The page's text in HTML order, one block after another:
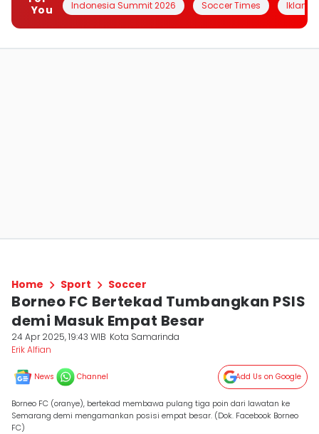
You
Indonesia Summit 2026 Soccer Times Iklanin
Home Sport Soccer
Borneo FC Bertekad Tumbangkan PSIS
demi Masuk Empat Besar
24 Apr 2025, 19:43 WIB Kota Samarinda
Erik Alfian
News Channel Add Us on Google
Borneo FC (oranye), bertekad membawa pulang tiga poin dari lawatan ke
Semarang demi mengamankan posisi empat besar. (Dok. Facebook Borneo
FC)